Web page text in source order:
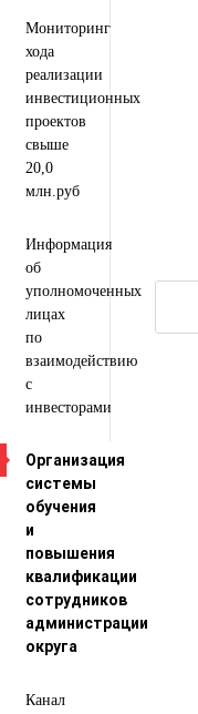
Мониторинг
хода
реализации
инвестиционных
проектов
свыше
20,0
млн.руб
Информация
об
уполномоченных
лицах
по
взаимодействию
с
инвесторами
Организация
системы
обучения
и
повышения
квалификации
сотрудников
администрации
округа
Канал